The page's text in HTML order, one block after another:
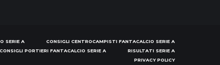
SERIE A
CONSIGLI CENTROCAMPISTI FANTACALCIO SERIE A
CONSIGLI PORTIERI FANTACALCIO SERIE A
RISULTATI SERIE A
PRIVACY POLICY